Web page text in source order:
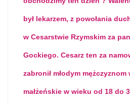
był lekarzem, z powołania
w Cesarstwie Rzymskim za
Gockiego. Cesarz ten za
zabronił młodym
małżeńskie w wieku od 18 do